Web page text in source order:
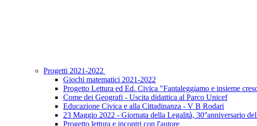
Progetti 2021-2022
Giochi matematici 2021-2022
Progetto Lettura ed Ed. Civica "Fantaleggiamo e insieme
Come dei Geografi - Uscita didattica al Parco Unicef
Educazione Civica e alla Cittadinanza - V B Rodari
23 Maggio 2022 - Giornata della Legalità, 30°anniversario
Progetto lettura e incontri con l'autore